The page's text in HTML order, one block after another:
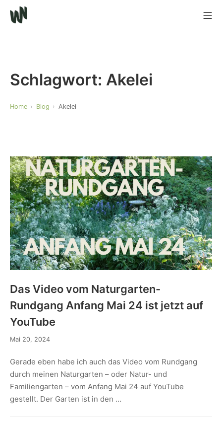
Schlagwort: Akelei
Home Blog Akelei
Das Video vom Naturgarten-
Rundgang Anfang Mai 24 ist jetzt auf
YouTube
Mai 20, 2024
Gerade eben habe ich auch das Video vom Rundgang
durch meinen Naturgarten – oder Natur- und
Familiengarten – vom Anfang Mai 24 auf YouTube
gestellt. Der Garten ist in den …